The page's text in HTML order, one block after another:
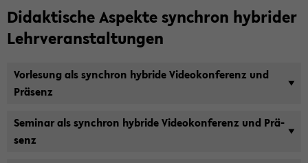
Di­dak­ti­sche Aspek­te syn­chron hy­bri­der
Lehr­ver­an­stal­tun­gen
Vor­le­sung als syn­chron hy­bri­de Vi­deo­kon­fe­renz und
Prä­senz
Se­mi­nar als syn­chron hy­bri­de Vi­deo­kon­fe­renz und Prä­
senz